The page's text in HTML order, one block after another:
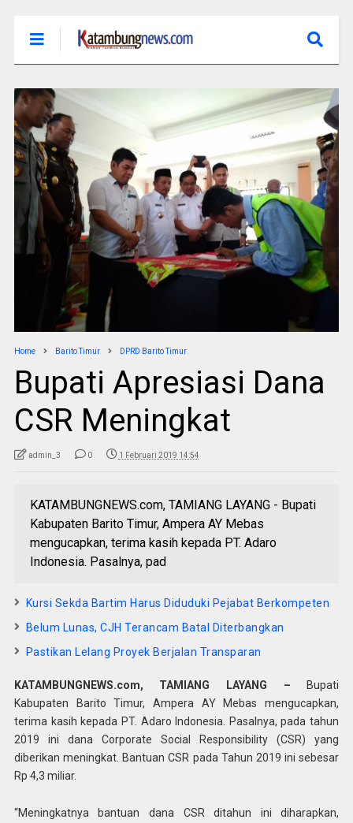
Home Barito Timur DPRD Barito Timur
Bupati Apresiasi Dana
CSR Meningkat
admin_3 0 1 Februari 2019 14:54
KATAMBUNGNEWS.com, TAMIANG LAYANG - Bupati
Kabupaten Barito Timur, Ampera AY Mebas
mengucapkan, terima kasih kepada PT. Adaro
Indonesia. Pasalnya, pad
Kursi Sekda Bartim Harus Diduduki Pejabat Berkompeten
Belum Lunas, CJH Terancam Batal Diterbangkan
Pastikan Lelang Proyek Berjalan Transparan
KATAMBUNGNEWS.com, TAMIANG LAYANG – Bupati
Kabupaten Barito Timur, Ampera AY Mebas mengucapkan,
terima kasih kepada PT. Adaro Indonesia. Pasalnya, pada tahun
2019 ini dana Corporate Social Responsibility (CSR) yang
diberikan meningkat. Bantuan CSR pada Tahun 2019 ini sebesar
Rp 4,3 miliar.
“Meningkatnya bantuan dana CSR ditahun ini diharapkan,